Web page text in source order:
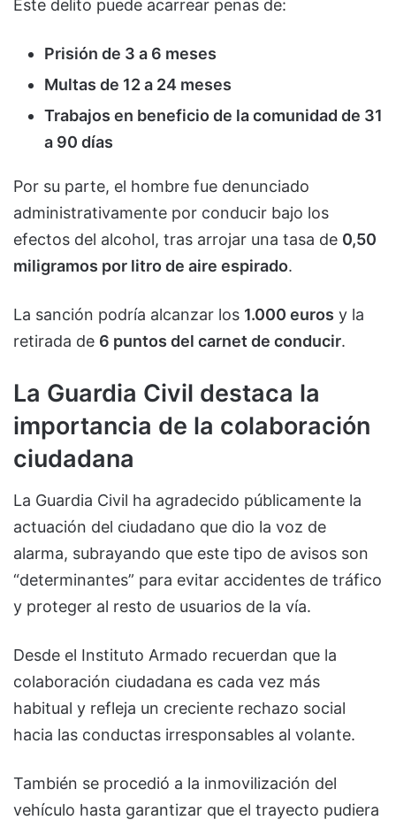
Este delito puede acarrear penas de:
Prisión de 3 a 6 meses
Multas de 12 a 24 meses
Trabajos en beneficio de la comunidad de 31
a 90 días
Por su parte, el hombre fue denunciado
administrativamente por conducir bajo los
efectos del alcohol, tras arrojar una tasa de 0,50
miligramos por litro de aire espirado.
La sanción podría alcanzar los 1.000 euros y la
retirada de 6 puntos del carnet de conducir.
La Guardia Civil destaca la
importancia de la colaboración
ciudadana
La Guardia Civil ha agradecido públicamente la
actuación del ciudadano que dio la voz de
alarma, subrayando que este tipo de avisos son
“determinantes” para evitar accidentes de tráfico
y proteger al resto de usuarios de la vía.
Desde el Instituto Armado recuerdan que la
colaboración ciudadana es cada vez más
habitual y refleja un creciente rechazo social
hacia las conductas irresponsables al volante.
También se procedió a la inmovilización del
vehículo hasta garantizar que el trayecto pudiera